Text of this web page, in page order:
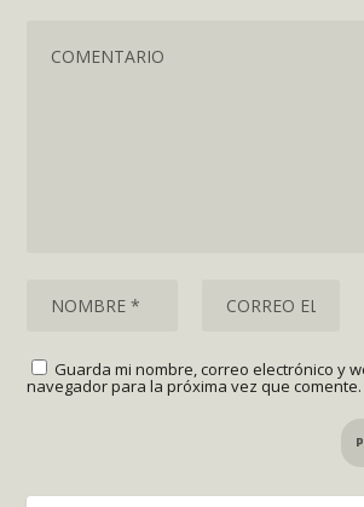
Guarda mi nombre, correo electrónico y
navegador para la próxima vez que comente.